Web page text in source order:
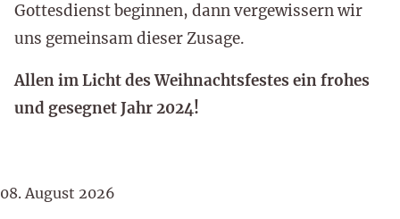
Gottesdienst beginnen, dann vergewissern wir
uns gemeinsam dieser Zusage.
Allen im Licht des Weihnachtsfestes ein frohes
und gesegnet Jahr 2024!
08. August 2026